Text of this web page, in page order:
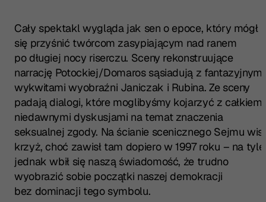
Cały spektakl wygląda jak sen o epoce, który mógł
się przyśnić twórcom zasypiającym nad ranem
po długiej nocy riserczu. Sceny rekonstruujące
narrację Potockiej/Domaros sąsiadują z fantazyjnymi
wykwitami wyobraźni Janiczak i Rubina. Ze sceny
padają dialogi, które moglibyśmy kojarzyć z całkiem
niedawnymi dyskusjami na temat znaczenia
seksualnej zgody. Na ścianie scenicznego Sejmu wisi
krzyż, choć zawisł tam dopiero w 1997 roku – na tyle
jednak wbił się naszą świadomość, że trudno
wyobrazić sobie początki naszej demokracji
bez dominacji tego symbolu.